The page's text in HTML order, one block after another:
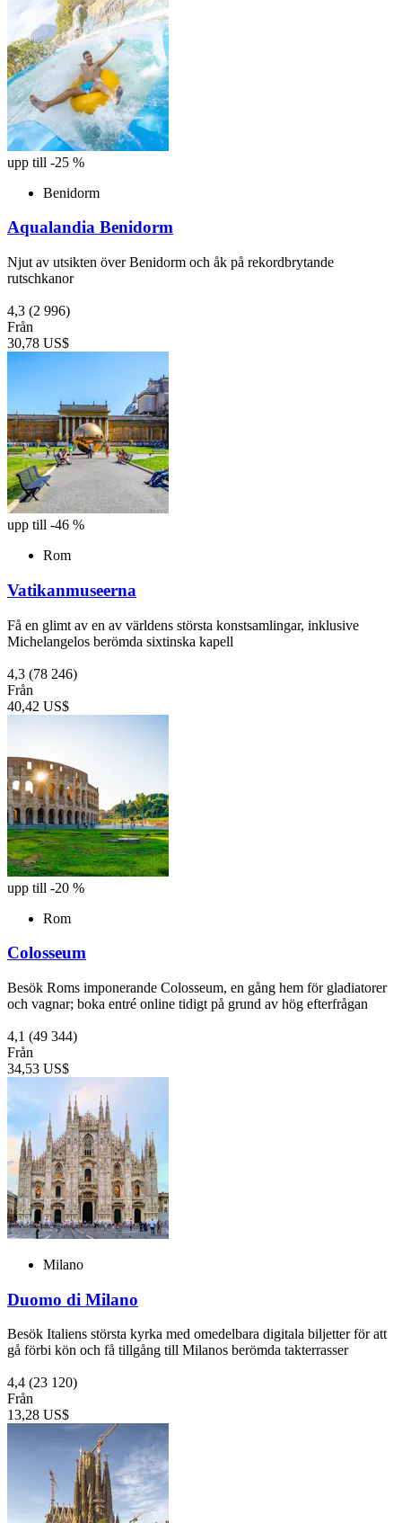
upp till -25 %
Benidorm
Aqualandia Benidorm
Njut av utsikten över Benidorm och åk på rekordbrytande
rutschkanor
4,3 (2 996)
Från
30,78 US$
upp till -46 %
Rom
Vatikanmuseerna
Få en glimt av en av världens största konstsamlingar, inklusive
Michelangelos berömda sixtinska kapell
4,3 (78 246)
Från
40,42 US$
upp till -20 %
Rom
Colosseum
Besök Roms imponerande Colosseum, en gång hem för gladiatorer
och vagnar; boka entré online tidigt på grund av hög efterfrågan
4,1 (49 344)
Från
34,53 US$
Milano
Duomo di Milano
Besök Italiens största kyrka med omedelbara digitala biljetter för att
gå förbi kön och få tillgång till Milanos berömda takterrasser
4,4 (23 120)
Från
13,28 US$